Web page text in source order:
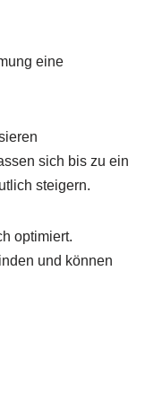
eine
sich bis zu ein
steigern.
optimiert.
und können